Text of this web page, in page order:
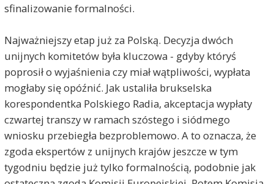
sfinalizowanie formalności.
Najważniejszy etap już za Polską. Decyzja dwóch
unijnych komitetów była kluczowa - gdyby któryś
poprosił o wyjaśnienia czy miał wątpliwości, wypłata
mogłaby się opóźnić. Jak ustaliła brukselska
korespondentka Polskiego Radia, akceptacja wypłaty
czwartej transzy w ramach szóstego i siódmego
wniosku przebiegła bezproblemowo. A to oznacza, że
zgoda ekspertów z unijnych krajów jeszcze w tym
tygodniu będzie już tylko formalnością, podobnie jak